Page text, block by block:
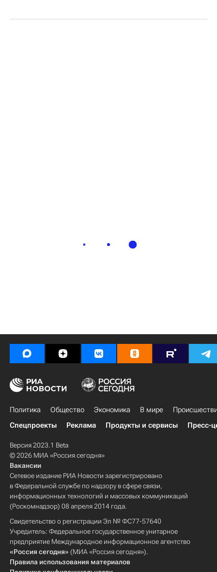
Политика Общество Экономика В мире
Спецпроекты
Реклама Продукты и сервисы Пресс-
Версия 2023.1 Beta
© 2026 МИА «Россия сегодня»
Вакансии
Сетевое издание РИА Новости зарегистрировано
в Федеральной службе по надзору в сфере связи,
информационных технологий и массовых коммуникаций
(Роскомнадзор) 08 апреля 2014 года.
Свидетельство о регистрации Эл № ФС77-57640
Учредитель: Федеральное государственное унитарное
предприятие Международное информационное агентство
«Россия сегодня» (МИА «Россия сегодня»).
Правила использования материалов